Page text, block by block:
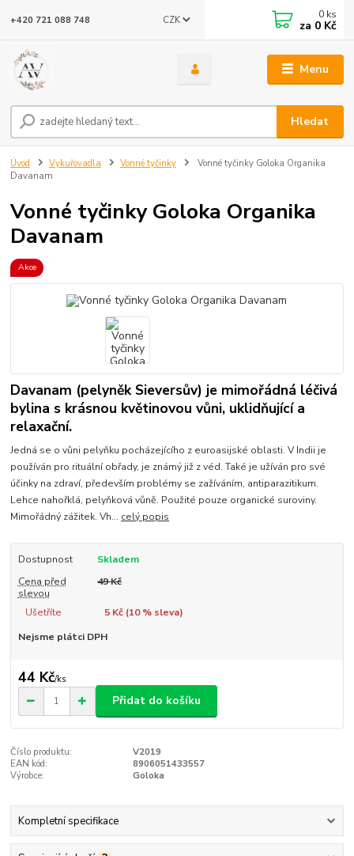
Menu
CZK
Hledat
+420 721 088 748 0 ks
za 0 Kč
Úvod Vykuřovadla Vonné tyčinky
Vonné tyčinky Goloka Organika
Davanam
Vonné tyčinky Goloka Organika
Davanam
Akce
Davanam (pelyněk Sieversův) je mimořádná léčivá
bylina s krásnou květinovou vůni, uklidňující a
relaxační.
Jedná se o vůni pelyňku pocházejícího z euroasijské oblasti. V Indii je
používán pro rituální obřady, je známý již z véd. Také je užíván pro své
účinky na zdraví, především problémy se zažíváním, antiparazitikum.
Lehce nahořklá, pelyňková vůně. Použité pouze organické suroviny.
Mimořádný zážitek. Vh... celý popis
Dostupnost
Skladem
Cena před
slevou
49 Kč
Ušetříte 5 Kč (10% sleva)
Nejsme plátci DPH
44 Kč/ks
Přidat do košíku
Číslo produktu:
V2019
EAN kód:
8906051433557
Výrobce:
Goloka
Kompletní specifikace